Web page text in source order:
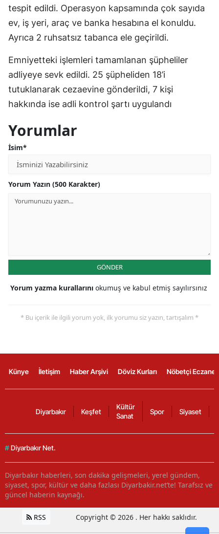
tespit edildi. Operasyon kapsamında çok sayıda
ev, iş yeri, araç ve banka hesabına el konuldu.
Ayrıca 2 ruhsatsız tabanca ele geçirildi.
Emniyetteki işlemleri tamamlanan şüpheliler
adliyeye sevk edildi. 25 şüpheliden 18’i
tutuklanarak cezaevine gönderildi, 7 kişi
hakkında ise adli kontrol şartı uygulandı
Yorumlar
İsim*
Yorum Yazın (500 Karakter)
GÖNDER
Yorum yazma kurallarını okumuş ve kabul etmiş sayılırsınız
* Bu içerik ile ilgili yorum yok, ilk yorumu siz yazın, tartışalım *
Künye İletişim Haber Arşivi Döviz Kurları Nöbetçi
Diyarbakır Keşfet
Kültür
Sanat
Spor Siyaset
# Diyarbakır Net.
Diyarbakır haberleri, son dakika gelişmeleri, yerel gündem,
siyaset, spor, kültür ve daha fazlası Diyarbakir.net’te! Tarafsız ve
güncel haberin kaynağı.
RSS Copyright © 2026 . Her hakkı saklıdır.